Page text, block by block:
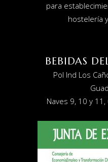
para
hostelería
BEBIDAS
Pol Ind Los
Naves 9, 10 y